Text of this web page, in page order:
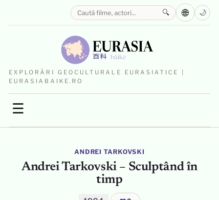
EXPLORĂRI GEOCULTURALE EURASIATICE |
EURASIABAIKE.RO
☰
🔍 🌐 🌙
ANDREI TARKOVSKI
Andrei Tarkovski – Sculptând în
timp